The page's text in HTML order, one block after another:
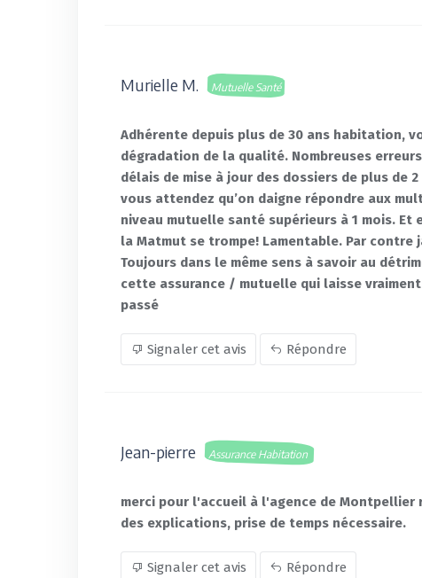
Murielle M. Mutuelle Santé
Adhérente depuis plus de 30 ans habitation,
dégradation de la qualité. Nombreuses
délais de mise à jour des dossiers de plus de
vous attendez qu’on daigne répondre aux
niveau mutuelle santé supérieurs à 1 mois.
la Matmut se trompe! Lamentable. Par
Toujours dans le même sens à savoir au
cette assurance / mutuelle qui laisse
passé
Signaler cet avis Répondre
Jean-pierre Assurance Habitation
merci pour l'accueil à l'agence de Montpellier
des explications, prise de temps nécessaire.
Signaler cet avis Répondre